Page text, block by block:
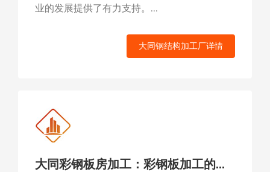
业的发展提供了有力支持。...
大同钢结构加工厂详情
大同彩钢板房加工：彩钢板加工的实